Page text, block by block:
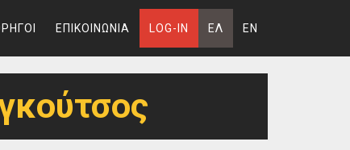
ΕΠΙΚΟΙΝΩΝΙΑ LOG-IN ΕΛ EN